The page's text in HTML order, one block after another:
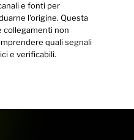
e fonti per
l'origine. Questa
collegamenti non
quali segnali
e verificabili.